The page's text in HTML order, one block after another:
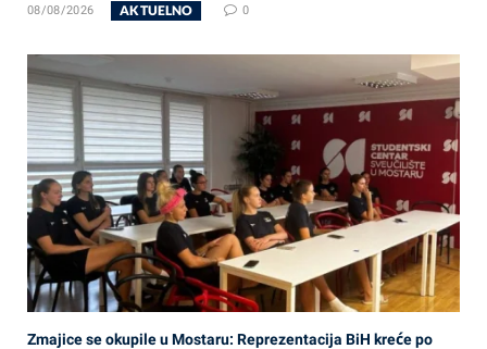
08/08/2026 AKTUELNO 0
Zmajice se okupile u Mostaru: Reprezentacija BiH kreće po